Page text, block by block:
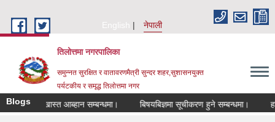
English
नेपाली
तिलोत्तमा नगरपालिका
समुन्नत सुरक्षित र वातावरणमैत्री सुन्दर शहर,सुशासनयुक्त
पर्यटकीय र समृद्ध तिलाेत्तमा नगर
Blogsदरखास्त आब्हान सम्बन्धमा। बिषयबिज्ञमा सूचीकरण हुने सम्बन्धमा।